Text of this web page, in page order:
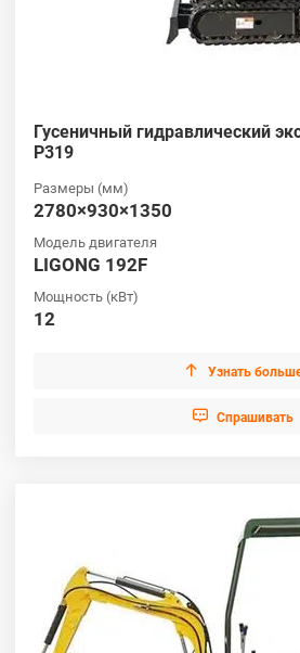
Гусеничный гидравлический
P319
Размеры (мм)
2780×930×1350
Модель двигателя
LIGONG 192F
Мощность (кВт)
12
 Узнать
 Cпрашивать